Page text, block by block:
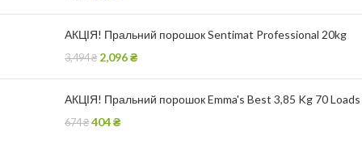
АКЦІЯ! Пральний порошок Sentimat Professional 20kg
3,494₴ 2,096₴
АКЦІЯ! Пральний порошок Emma's Best 3,85 Kg 70 Loads
674₴ 404₴